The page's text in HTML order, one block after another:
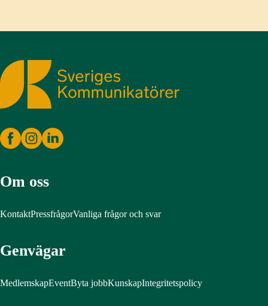
Sveriges Kommunikatörer
Om oss
KontaktPressfrågorVanliga frågor och svar
Genvägar
MedlemskapEventByta jobbKunskapIntegritetspolicy